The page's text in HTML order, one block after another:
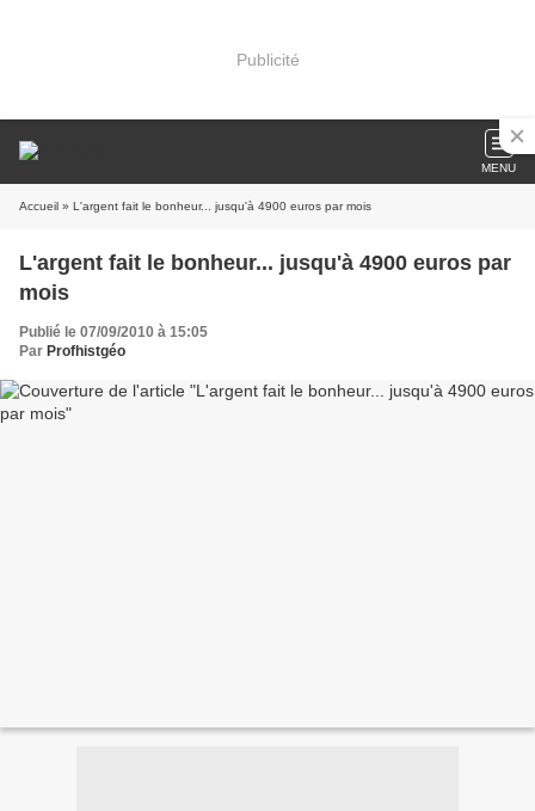
Publicité
MENU
Accueil » L'argent fait le bonheur... jusqu'à 4900 euros par mois
L'argent fait le bonheur... jusqu'à 4900 euros par
mois
Publié le 07/09/2010 à 15:05
Par Profhistgéo